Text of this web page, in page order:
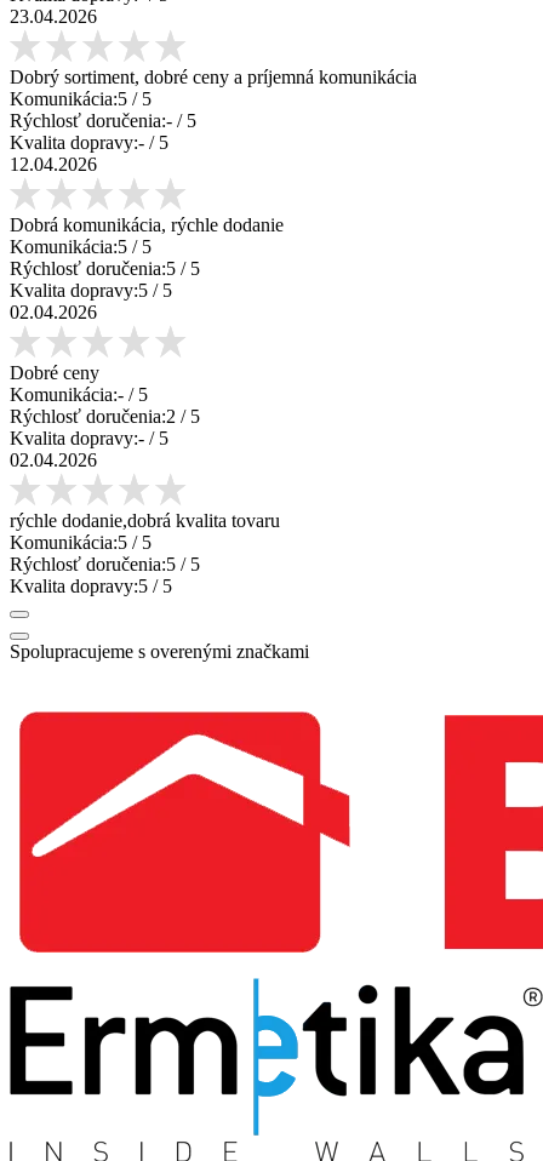
23.04.2026
Dobrý sortiment, dobré ceny a príjemná komunikácia
Komunikácia:5 / 5
Rýchlosť doručenia:- / 5
Kvalita dopravy:- / 5
12.04.2026
Dobrá komunikácia, rýchle dodanie
Komunikácia:5 / 5
Rýchlosť doručenia:5 / 5
Kvalita dopravy:5 / 5
02.04.2026
Dobré ceny
Komunikácia:- / 5
Rýchlosť doručenia:2 / 5
Kvalita dopravy:- / 5
02.04.2026
rýchle dodanie,dobrá kvalita tovaru
Komunikácia:5 / 5
Rýchlosť doručenia:5 / 5
Kvalita dopravy:5 / 5
Spolupracujeme s overenými značkami